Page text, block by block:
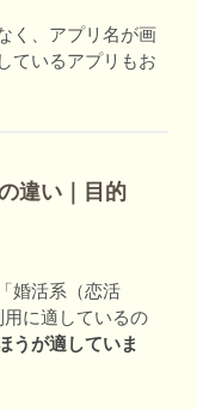
く、アプリ名が画
ているアプリもお
違い｜目的
婚活系（恋活
に適しているの
うが適していま